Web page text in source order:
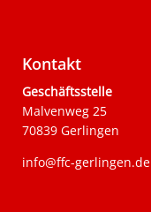
Kontakt
Geschäftsstelle
Malvenweg 25
70839 Gerlingen
info@ffc-gerlingen.de